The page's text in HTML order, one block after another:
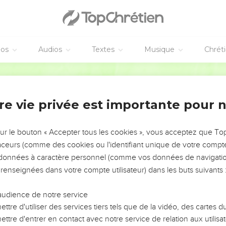
Audios Textes Musique
lui ; mais, pour lui, il passa cette nuit-là dans le camp.
là, et prit ses deux femmes, et ses deux servantes, et ses
le torrent ; et il fit passer ce qui était à lui.
prévalait pas sur lui, il toucha l'emboîture de sa hanche ; et
il luttait avec lui.
car l'aurore se lève. Et il dit : Je ne te laisserai point aller
nom ? Et il dit : Jacob.
plus appelé Jacob, mais Israël ; car tu as lutté avec Dieu et
dit : Je te prie, déclare-moi ton nom. Et il dit : Pourquoi
appela le nom du lieu Peniel : Car j'ai vu Dieu face à face, et
vie privée est importante pour
le bouton « Accepter tous les cookies », vous acceptez que
(comme des cookies ou l'identifiant unique de votre
à caractère personnel (comme vos données de
dans votre compte utilisateur) dans les buts suivants :
de notre service
d'utiliser des services tiers tels que de la vidéo, des cartes
d'entrer en contact avec notre service de relation aux